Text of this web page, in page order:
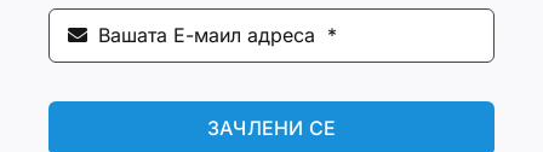
ЗАЧЛЕНИ СЕ